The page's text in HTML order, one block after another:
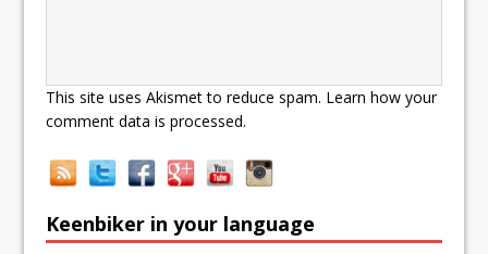
This site uses Akismet to reduce spam. Learn how your
comment data is processed.
Keenbiker in your language